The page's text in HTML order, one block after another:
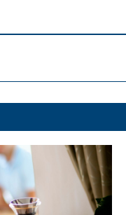
セレブリティクルーズの世
界